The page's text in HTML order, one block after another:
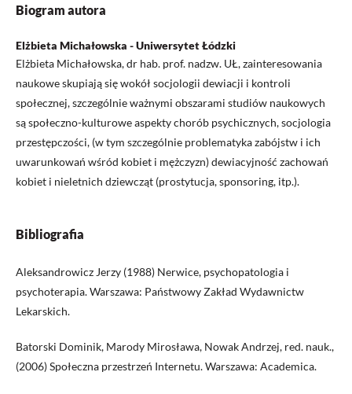
Biogram autora
Elżbieta Michałowska - Uniwersytet Łódzki
Elżbieta Michałowska, dr hab. prof. nadzw. UŁ, zainteresowania
naukowe skupiają się wokół socjologii dewiacji i kontroli
społecznej, szczególnie ważnymi obszarami studiów naukowych
są społeczno-kulturowe aspekty chorób psychicznych, socjologia
przestępczości, (w tym szczególnie problematyka zabójstw i ich
uwarunkowań wśród kobiet i mężczyzn) dewiacyjność zachowań
kobiet i nieletnich dziewcząt (prostytucja, sponsoring, itp.).
Bibliografia
Aleksandrowicz Jerzy (1988) Nerwice, psychopatologia i
psychoterapia. Warszawa: Państwowy Zakład Wydawnictw
Lekarskich.
Batorski Dominik, Marody Mirosława, Nowak Andrzej, red. nauk.,
(2006) Społeczna przestrzeń Internetu. Warszawa: Academica.